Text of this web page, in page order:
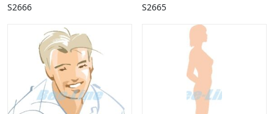
Trafik, færdsel
Udsalg og andre begreber
Underholdning, kultur
Vinter
S2666 S2665